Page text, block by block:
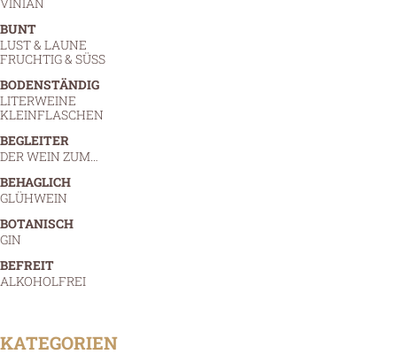
BUNT
LUST & LAUNE
FRUCHTIG & SÜSS
BODENSTÄNDIG
LITERWEINE
KLEINFLASCHEN
BEGLEITER
DER WEIN ZUM…
BEHAGLICH
GLÜHWEIN
BOTANISCH
GIN
BEFREIT
ALKOHOLFREI
KATEGORIEN